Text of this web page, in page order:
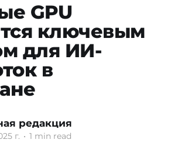
GPU
ключевым
для ИИ-
в
редакция
г. • 1 min read